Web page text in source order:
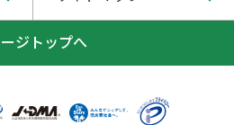
ジトップへ